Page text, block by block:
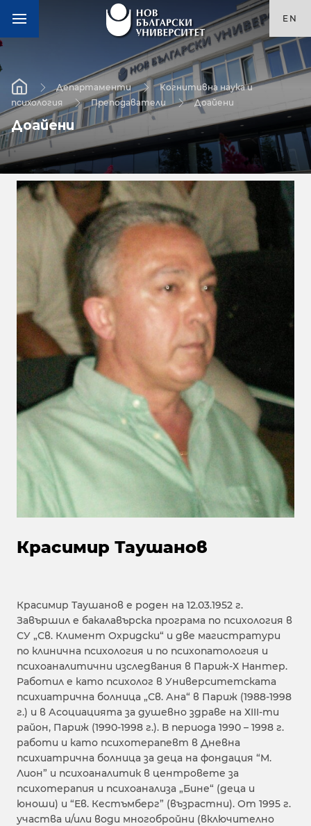
EN
Департаменти
Когнитивна наука и
психология
Преподаватели Доайени
Доайени
Красимир Таушанов
Красимир Таушанов е роден на 12.03.1952 г.
Завършил е бакалавърска програма по психология в
СУ „Св. Климент Охридски“ и две магистратури
по клинична психология и по психопатология и
психоаналитични изследвания в Париж-Х Нантер.
Работил е като психолог в Университетската
психиатрична болница „Св. Ана“ в Париж (1988-1998
г.) и в Асоциацията за душевно здраве на ХIII-ти
район, Париж (1990-1998 г.). В периода 1990 – 1998 г.
работи и като психотерапевт в Дневна
психиатрична болница за деца на фондация “М.
Лион” и психоаналитик в центровете за
психотерапия и психоанализа „Бине“ (деца и
юноши) и “Ев. Кестъмберг” (възрастни). От 1995 г.
участва и/или води многобройни (включително